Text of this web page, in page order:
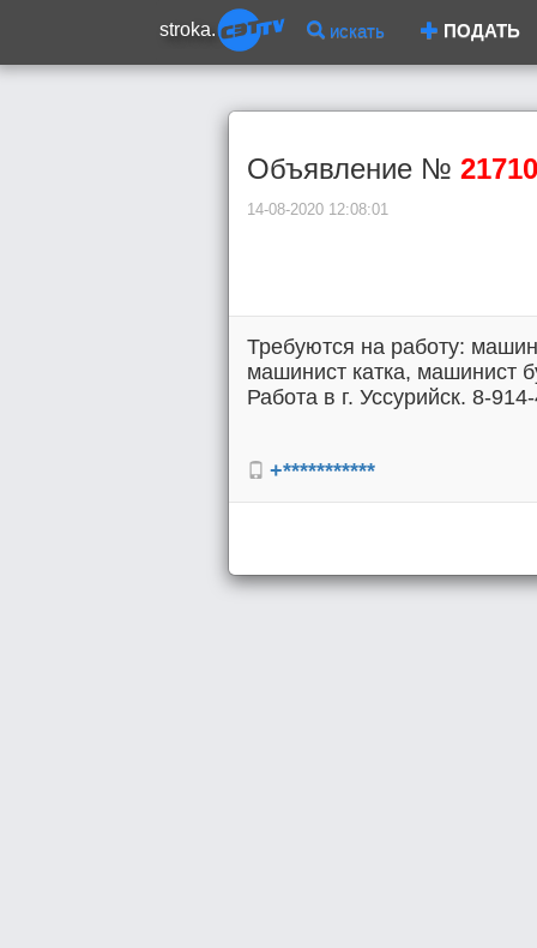
stroka. искать ПОДАТЬ
Объявление № 21710
14-08-2020 12:08:01
Требуются на работу:
машинист катка, машинист
Работа в г. Уссурийск. 8-
+***********